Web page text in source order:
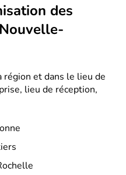
des
et dans le lieu de
lieu de réception,